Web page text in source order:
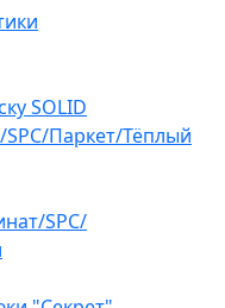
SOLID
Паркет/Тёплый
SPC/